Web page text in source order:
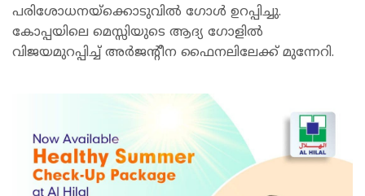
പരിശോധനയ്ക്കൊടുവില്‍ ഗോള്‍ ഉറപ്പിച്ചു.
കോപ്പയിലെ മെസ്സിയുടെ ആദ്യ ഗോളില്‍
വിജയമുറപ്പിച്ച് അര്‍ജന്റീന ഫൈനലിലേക്ക് മുന്നേറി.